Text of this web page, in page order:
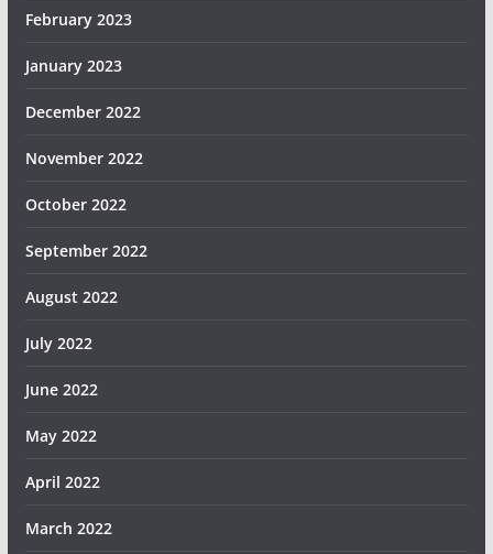
February 2023
January 2023
December 2022
November 2022
October 2022
September 2022
August 2022
July 2022
June 2022
May 2022
April 2022
March 2022